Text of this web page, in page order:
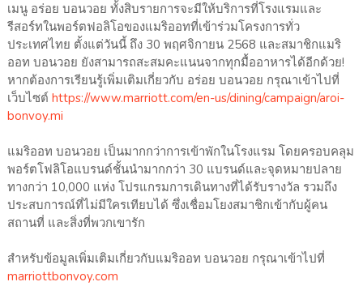
เมนู อร่อย บอนวอย ทั้งสิบรายการจะมีให้บริการที่โรงแรมและ
รีสอร์ทในพอร์ตฟอลิโอของแมริออทที่เข้าร่วมโครงการทั่ว
ประเทศไทย ตั้งแต่วันนี้ ถึง 30 พฤศจิกายน 2568 และสมาชิกแมริ
ออท บอนวอย ยังสามารถสะสมคะแนนจากทุกมื้ออาหารได้อีกด้วย!
หากต้องการเรียนรู้เพิ่มเติมเกี่ยวกับ อร่อย บอนวอย กรุณาเข้าไปที่
เว็บไซต์ https://www.marriott.com/en-us/dining/campaign/aroi-
bonvoy.mi
แมริออท บอนวอย เป็นมากกว่าการเข้าพักในโรงแรม โดยครอบคลุม
พอร์ตโฟลิโอแบรนด์ชั้นนำมากกว่า 30 แบรนด์และจุดหมายปลาย
ทางกว่า 10,000 แห่ง โปรแกรมการเดินทางที่ได้รับรางวัล รวมถึง
ประสบการณ์ที่ไม่มีใครเทียบได้ ซึ่งเชื่อมโยงสมาชิกเข้ากับผู้คน
สถานที่ และสิ่งที่พวกเขารัก
สำหรับข้อมูลเพิ่มเติมเกี่ยวกับแมริออท บอนวอย กรุณาเข้าไปที่
marriottbonvoy.com